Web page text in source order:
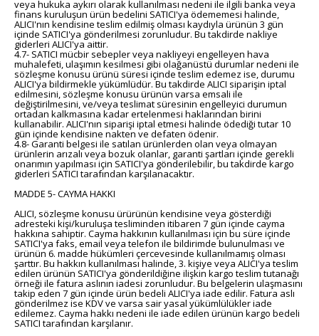
veya hukuka aykırı olarak kullanılması nedeni ile ilgili banka veya
finans kuruluşun ürün bedelini SATICI'ya ödememesi halinde,
ALICI'nın kendisine teslim edilmiş olması kaydıyla ürünün 3 gün
içinde SATICI'ya gönderilmesi zorunludur. Bu takdirde nakliye
giderleri ALICI'ya aittir.
4.7- SATICI mücbir sebepler veya nakliyeyi engelleyen hava
muhalefeti, ulaşımın kesilmesi gibi olağanüstü durumlar nedeni ile
sözleşme konusu ürünü süresi içinde teslim edemez ise, durumu
ALICI'ya bildirmekle yükümlüdür. Bu takdirde ALICI siparişin iptal
edilmesini, sözleşme konusu ürünün varsa emsali ile
değiştirilmesini, ve/veya teslimat süresinin engelleyici durumun
ortadan kalkmasına kadar ertelenmesi haklarından birini
kullanabilir. ALICI'nın siparişi iptal etmesi halinde ödediği tutar 10
gün içinde kendisine nakten ve defaten ödenir.
4.8- Garanti belgesi ile satılan ürünlerden olan veya olmayan
ürünlerin arızalı veya bozuk olanlar, garanti şartları içinde gerekli
onarımın yapılması için SATICI'ya gönderilebilir, bu takdirde kargo
giderleri SATICI tarafından karşılanacaktır.
MADDE 5- CAYMA HAKKI
ALICI, sözleşme konusu ürürünün kendisine veya gösterdiği
adresteki kişi/kuruluşa tesliminden itibaren 7 gün içinde cayma
hakkına sahiptir. Cayma hakkının kullanılması için bu süre içinde
SATICI'ya faks, email veya telefon ile bildirimde bulunulması ve
ürünün 6. madde hükümleri çercevesinde kullanılmamış olması
şarttır. Bu hakkın kullanılması halinde, 3. kişiye veya ALICI'ya teslim
edilen ürünün SATICI'ya gönderildiğine ilişkin kargo teslim tutanağı
örneği ile fatura aslının iadesi zorunludur. Bu belgelerin ulaşmasını
takip eden 7 gün içinde ürün bedeli ALICI'ya iade edilir. Fatura aslı
gönderilmez ise KDV ve varsa sair yasal yükümlülükler iade
edilemez. Cayma hakkı nedeni ile iade edilen ürünün kargo bedeli
SATICI tarafından karşılanır.